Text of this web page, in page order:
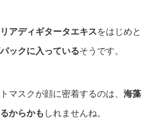
アディギタータエキスをはじめと
ックに入っているそうです。
マスクが顔に密着するのは、 海藻
からかも しれませんね。